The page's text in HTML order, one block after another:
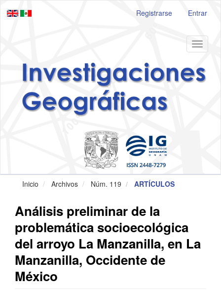
principal
Registrarse Entrar
Toggle
Inicio Archivos Núm. 119 ARTÍCULOS
Análisis preliminar de la
problemática socioecológica
del arroyo La Manzanilla, en La
Manzanilla, Occidente de
México